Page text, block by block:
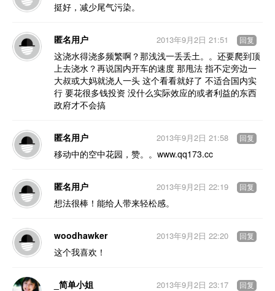
挺好，减少尾气污染。
匿名用户
这浇水得浇多频繁啊？那浅浅一丢丢土。。还要爬到顶
上去浇水？再说国内开车的速度 那甩法 指不定旁边一
大叔或大妈就浇人一头 这个看看就好了 不适合国内实
行 要花很多钱投资 没什么实际效应的或者利益的东西
政府才不会搞
2013年9月2日 21:51 回复
匿名用户
移动中的空中花园，赞。。www.qq173.cc
2013年9月2日 21:58 回复
匿名用户
想法很棒！能给人带来轻松感。
2013年9月2日 22:19 回复
woodhawker
这个我喜欢！
2013年9月2日 22:20 回复
_简单小姐
2013年9月2日 23:17 回复